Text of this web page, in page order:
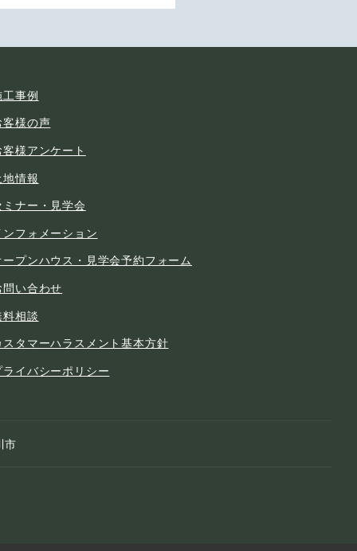
工事例
客様の声
客様アンケート
地情報
ミナー・見学会
ンフォメーション
ープンハウス・見学会予約フォーム
問い合わせ
料相談
スタマーハラスメント基本方針
ライバシーポリシー
市